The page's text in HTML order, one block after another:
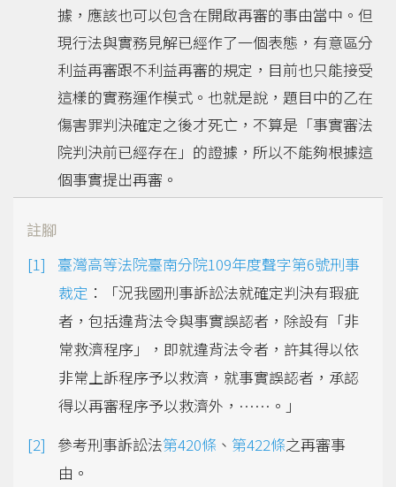
據，應該也可以包含在開啟再審的事由當中。但
現行法與實務見解已經作了一個表態，有意區分
利益再審跟不利益再審的規定，目前也只能接受
這樣的實務運作模式。也就是說，題目中的乙在
傷害罪判決確定之後才死亡，不算是「事實審法
院判決前已經存在」的證據，所以不能夠根據這
個事實提出再審。
註腳
臺灣高等法院臺南分院109年度聲字第6號刑事
裁定 ：「況我國刑事訴訟法就確定判決有瑕疵
者，包括違背法令與事實誤認者，除設有「非
常救濟程序」，即就違背法令者，許其得以依
非常上訴程序予以救濟，就事實誤認者，承認
得以再審程序予以救濟外，……。」
參考刑事訴訟法第420條 、 第422條之再審事
由。